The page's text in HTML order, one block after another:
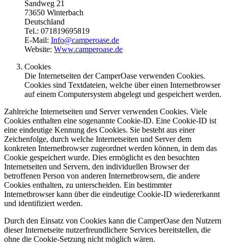
Sandweg 21
73650 Winterbach
Deutschland
Tel.: 071819695819
E-Mail: Info@camperoase.de
Website: Www.camperoase.de
Cookies
Die Internetseiten der CamperOase verwenden Cookies.
Cookies sind Textdateien, welche über einen Internetbrowser
auf einem Computersystem abgelegt und gespeichert werden.
Zahlreiche Internetseiten und Server verwenden Cookies. Viele
Cookies enthalten eine sogenannte Cookie-ID. Eine Cookie-ID ist
eine eindeutige Kennung des Cookies. Sie besteht aus einer
Zeichenfolge, durch welche Internetseiten und Server dem
konkreten Internetbrowser zugeordnet werden können, in dem das
Cookie gespeichert wurde. Dies ermöglicht es den besuchten
Internetseiten und Servern, den individuellen Browser der
betroffenen Person von anderen Internetbrowsern, die andere
Cookies enthalten, zu unterscheiden. Ein bestimmter
Internetbrowser kann über die eindeutige Cookie-ID wiedererkannt
und identifiziert werden.
Durch den Einsatz von Cookies kann die CamperOase den Nutzern
dieser Internetseite nutzerfreundlichere Services bereitstellen, die
ohne die Cookie-Setzung nicht möglich wären.